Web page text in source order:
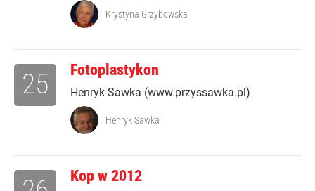
Krystyna Grzybowska
Fotoplastykon
Henryk Sawka (www.przyssawka.pl)
25
Henryk Sawka
Kop w 2012